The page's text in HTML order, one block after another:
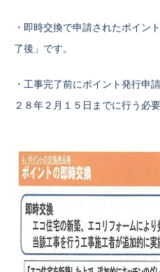
・即時交換で申請されたポイン
了後」です。
・工事完了前にポイント発行申
２８年２月１５日までに行う必